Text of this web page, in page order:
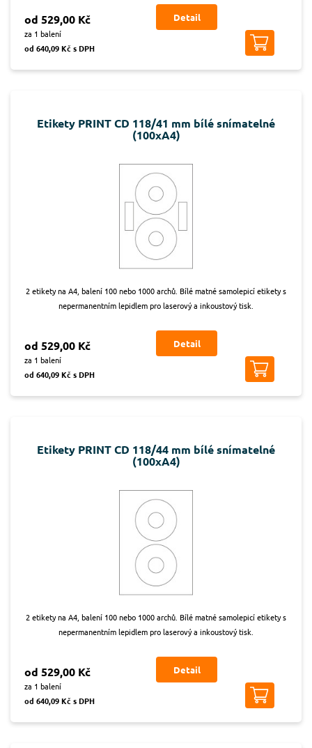
od 529,00 Kč
za 1 balení
od 640,09 Kč s DPH
Detail
Etikety PRINT CD 118/41 mm bílé snímatelné
(100xA4)
2 etikety na A4, balení 100 nebo 1000 archů. Bílé matné samolepicí etikety s
nepermanentním lepidlem pro laserový a inkoustový tisk.
od 529,00 Kč
za 1 balení
od 640,09 Kč s DPH
Detail
Etikety PRINT CD 118/44 mm bílé snímatelné
(100xA4)
2 etikety na A4, balení 100 nebo 1000 archů. Bílé matné samolepicí etikety s
nepermanentním lepidlem pro laserový a inkoustový tisk.
od 529,00 Kč
za 1 balení
od 640,09 Kč s DPH
Detail